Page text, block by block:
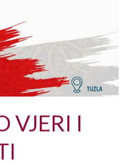
VJERI I